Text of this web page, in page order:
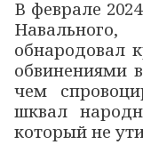
В феврале
обнародовал
обвинениями
чем
шквал
который не